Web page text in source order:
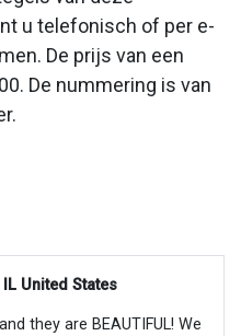
u telefonisch of per e-
De prijs van een
De nummering is van
United States
they are BEAUTIFUL! We